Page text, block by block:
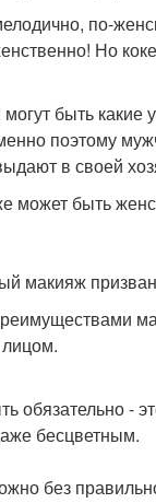
по-
Но
быть какие
поэтому
в своей
может быть
макияж
обязательно -
бесцветным.
без